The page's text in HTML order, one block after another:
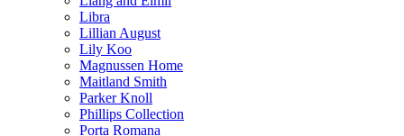
Libra
Lillian August
Lily Koo
Magnussen Home
Maitland Smith
Parker Knoll
Phillips Collection
Porta Romana